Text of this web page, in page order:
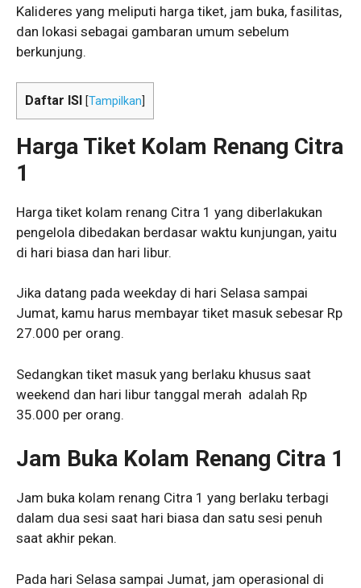
Kalideres yang meliputi harga tiket, jam buka, fasilitas,
dan lokasi sebagai gambaran umum sebelum
berkunjung.
Daftar ISI [Tampilkan
Harga Tiket Kolam Renang Citra
1
Harga tiket kolam renang Citra 1 yang diberlakukan
pengelola dibedakan berdasar waktu kunjungan, yaitu
di hari biasa dan hari libur.
Jika datang pada weekday di hari Selasa sampai
Jumat, kamu harus membayar tiket masuk sebesar Rp
27.000 per orang.
Sedangkan tiket masuk yang berlaku khusus saat
weekend dan hari libur tanggal merah adalah Rp
35.000 per orang.
Jam Buka Kolam Renang Citra 1
Jam buka kolam renang Citra 1 yang berlaku terbagi
dalam dua sesi saat hari biasa dan satu sesi penuh
saat akhir pekan.
Pada hari Selasa sampai Jumat, jam operasional di